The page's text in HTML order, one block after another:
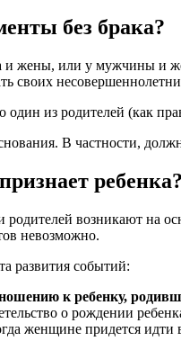
без брака?
и жены, или у мужчины и
своих
один из родителей (как
В частности,
ребенка?
родителей возникают на
невозможно.
развития событий:
к ребенку,
о рождении
женщине придется идти